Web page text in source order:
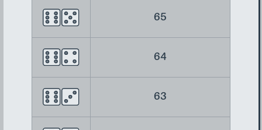
65
64
63